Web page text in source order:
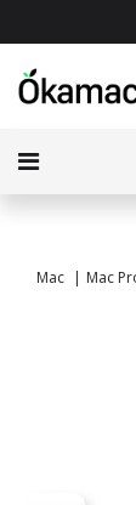
Mac Mac